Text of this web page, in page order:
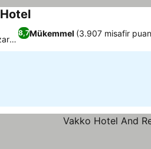
8,7Mükemmel (3.907 misafir